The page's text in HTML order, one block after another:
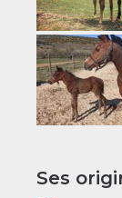
Ses